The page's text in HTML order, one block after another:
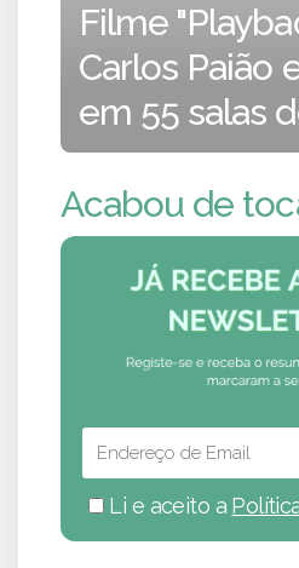
Filme
Carlos Paião
em 55 salas
Acabou de
Li e aceito a